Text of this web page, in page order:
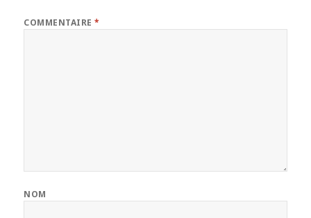
COMMENTAIRE*
NOM